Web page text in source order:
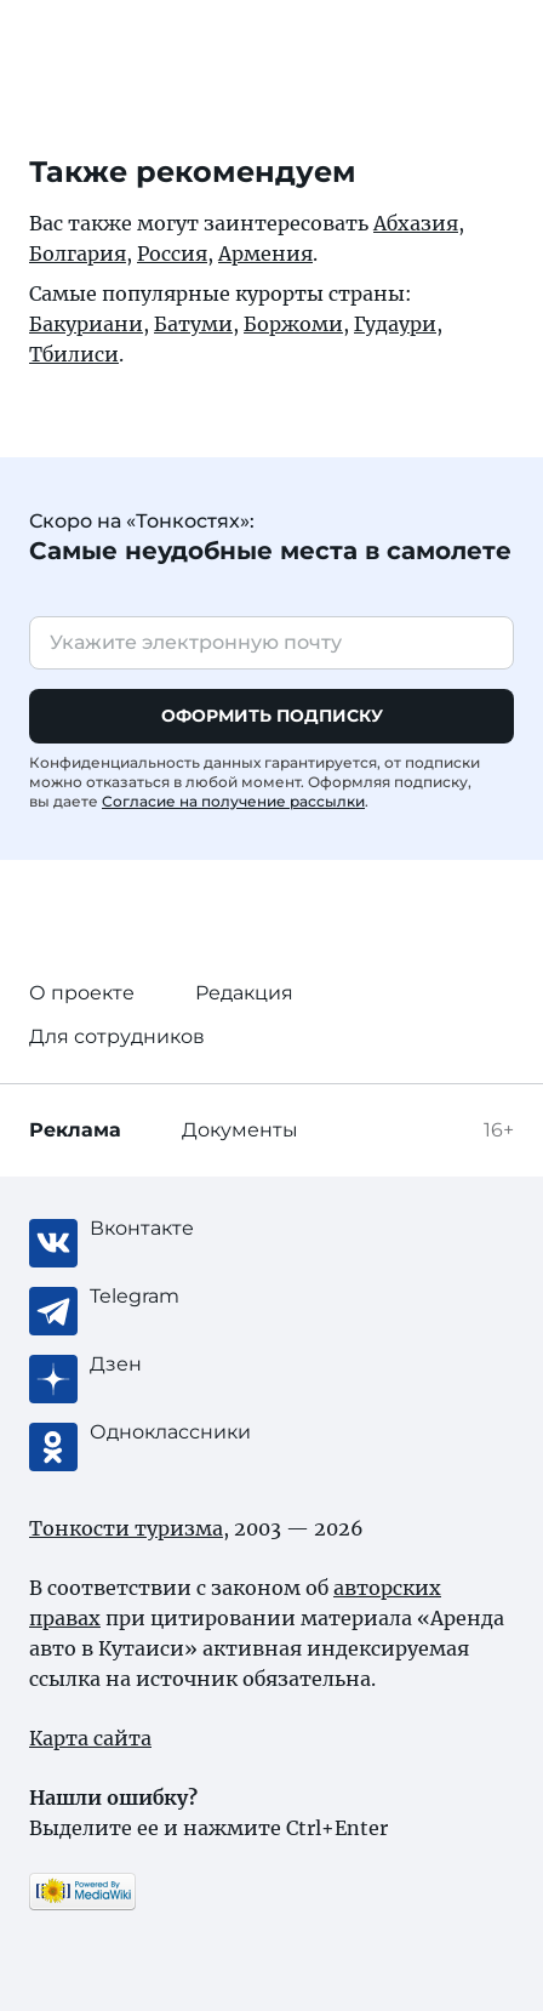
Также рекомендуем
Вас также могут заинтересовать Абхазия,
Болгария, Россия, Армения.
Самые популярные курорты страны:
Бакуриани, Батуми, Боржоми, Гудаури,
Тбилиси.
Скоро на «Тонкостях»:
Самые неудобные места в самолете
ОФОРМИТЬ ПОДПИСКУ
Конфиденциальность данных гарантируется, от подписки
можно отказаться в любой момент. Оформляя подписку,
вы даете Согласие на получение рассылки.
О проекте
Редакция
Для сотрудников
16+
Реклама Документы
Вконтакте
Telegram
Дзен
Одноклассники
Тонкости туризма, 2003 — 2026
В соответствии с законом об авторских
правах при цитировании материала «Аренда
авто в Кутаиси» активная индексируемая
ссылка на источник обязательна.
Карта сайта
Нашли ошибку?
Выделите ее и нажмите Ctrl+Enter